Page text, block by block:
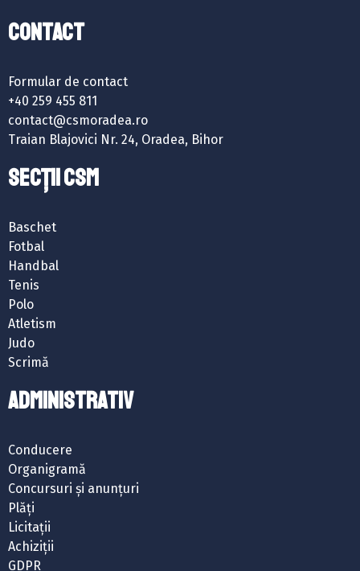
Contact
Formular de contact
+40 259 455 811
contact@csmoradea.ro
Traian Blajovici Nr. 24, Oradea, Bihor
SECȚII CSM
Baschet
Fotbal
Handbal
Tenis
Polo
Atletism
Judo
Scrimă
ADMINISTRATIV
Conducere
Organigramă
Concursuri și anunțuri
Plăți
Licitații
Achiziții
GDPR